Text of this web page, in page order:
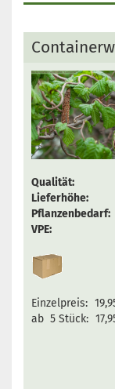
Qualität:
Lieferhöhe:
Pflanzenbedarf:
VPE:
Einzelpreis:
ab 5 Stück: